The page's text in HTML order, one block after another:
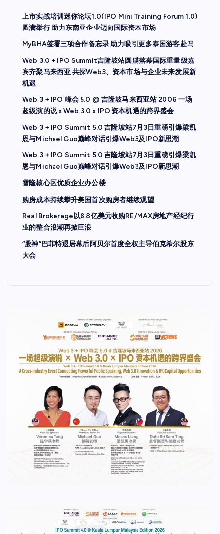
上市实战培训迷你论坛1.0(IPO Mini Training Forum 1.0)
圆满举行 助力东南亚企业迈向国际资本市场
MyBHA签署三项合作备忘录 助力吸引更多泰国游客赴马
Web 3.0 + IPO Summit吉隆坡站圆满落幕国际重量级嘉
宾齐聚马来西亚 共探Web3、资本市场与企业未来发展新
机遇
Web 3 + IPO 峰会 5.0 @ 吉隆坡马来西亚站 2006 一场
超级演的说 x Web 3.0 x IPO 资本机遇的跨界盛会
Web 3 + IPO Summit 5.0 吉隆坡站7月3日重磅引爆梁凯
恩与Michael Guo巅峰对话引爆Web3及IPO新思潮
Web 3 + IPO Summit 5.0 吉隆坡站7月3日重磅引爆梁凯
恩与Michael Guo巅峰对话引爆Web3及IPO新思潮
雪隆核心区优质企业办公楼
购房成本持续攀升美国首次购房者继续观望
Real Brokerage以8.8亿美元收购RE/MAX房地产经纪行
业的整合浪潮再掀巨浪
“股神”巴菲特退居幕后阿贝尔首度全权主导伯克希尔股东
大会